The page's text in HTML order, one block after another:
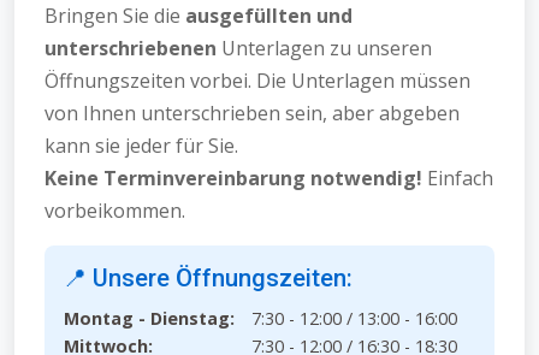
Bringen Sie die ausgefüllten und
unterschriebenen Unterlagen zu unseren
Öffnungszeiten vorbei. Die Unterlagen müssen
von Ihnen unterschrieben sein, aber abgeben
kann sie jeder für Sie.
Keine Terminvereinbarung notwendig! Einfach
vorbeikommen.
📍 Unsere Öffnungszeiten:
Montag - Dienstag:
7:30 - 12:00 / 13:00 - 16:00
Mittwoch:
7:30 - 12:00 / 16:30 - 18:30